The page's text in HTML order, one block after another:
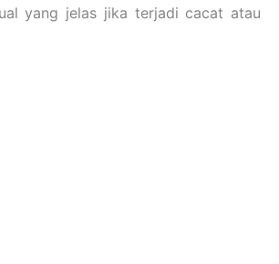
yang jelas jika terjadi cacat atau